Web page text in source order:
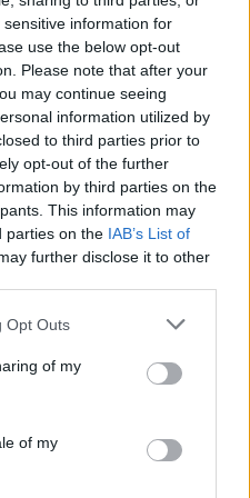
information for
use the below opt-out
Please note that after your
may continue seeing
information utilized by
to third parties prior to
opt-out of the further
by third parties on the
This information may
parties on the IAB’s List of
further disclose it to other
Opt Outs
of my
of my
Henning Mankell,
a mnoho ďalších.
autor za rok 2016?
detektívka za
počas celého apríla
prinesie zaujímavé
, a jej
internetové kníhkupectvá
Media, Premedia
trilógie Millennium.
bola skôr iba